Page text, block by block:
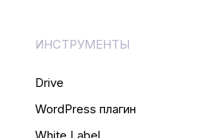
ИНСТРУМЕНТЫ
Drive
WordPress плагин